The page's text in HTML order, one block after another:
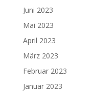
Juni 2023
Mai 2023
April 2023
März 2023
Februar 2023
Januar 2023